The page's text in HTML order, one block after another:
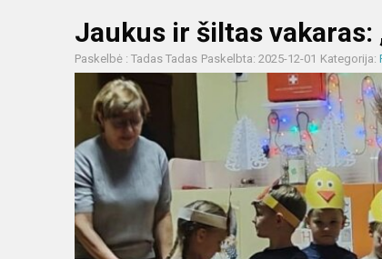
Jaukus ir šiltas vakaras:
Paskelbė : Tadas Tadas Paskelbta: 2025-12-01 Kategorija: